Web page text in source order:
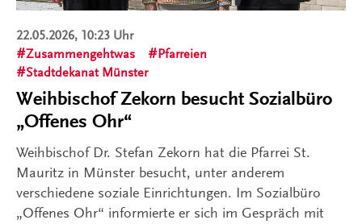
22.05.2026, 10:23 Uhr
Zusammengehtwas
Pfarreien
Stadtdekanat Münster
Weihbischof Zekorn besucht Sozialbüro
„Offenes Ohr“
Weihbischof Dr. Stefan Zekorn hat die Pfarrei St.
Mauritz in Münster besucht, unter anderem
verschiedene soziale Einrichtungen. Im Sozialbüro
„Offenes Ohr“ informierte er sich im Gespräch mit